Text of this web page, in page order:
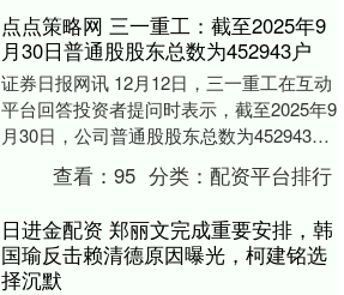
点点策略网 三一重工：截至2025年9
月30日普通股股东总数为452943户
证券日报网讯 12月12日，三一重工在互动
平台回答投资者提问时表示，截至2025年9
月30日，公司普通股股东总数为452943
查看：95 分类：配资平台排行
日进金配资 郑丽文完成重要安排，韩
国瑜反击赖清德原因曝光，柯建铭选
择沉默